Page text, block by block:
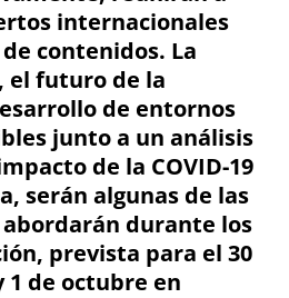
internacionales
contenidos. La
el futuro de la
de entornos
junto a un análisis
de la COVID-19
serán algunas de las
durante los
prevista para el 30
de octubre en